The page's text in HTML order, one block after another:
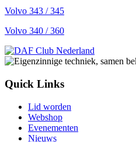
Volvo 343 / 345
Volvo 340 / 360
Quick Links
Lid worden
Webshop
Evenementen
Nieuws